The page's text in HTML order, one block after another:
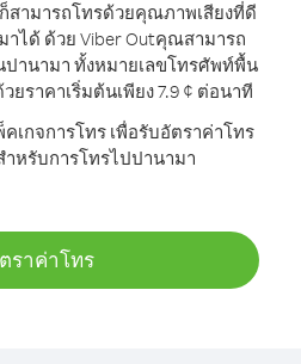
ามารถโทรด้วยคุณภาพเสียงที่ดี
าได้ ด้วย Viber Outคุณสามารถ
ปานามา ทั้งหมายเลขโทรศัพท์พื้น
ราคาเริ่มต้นเพียง 7.9 ¢ ต่อนาที
เกจการโทร เพื่อรับอัตราค่าโทร
หรับการโทรไปปานามา
ราค่าโทร